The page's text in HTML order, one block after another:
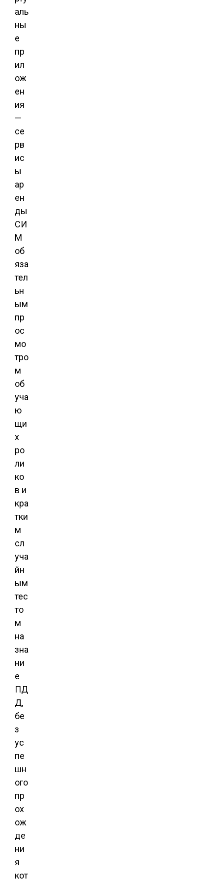
аль
ны
е
пр
ил
ож
ен
ия
—
се
рв
ис
ы
ар
ен
ды
СИ
М
об
яза
тел
ьн
ым
пр
ос
мо
тро
м
об
уча
ю
щи
х
ро
ли
ко
в и
кра
тки
м
сл
уча
йн
ым
тес
то
м
на
зна
ни
е
ПД
Д,
бе
з
ус
пе
шн
ого
пр
ох
ож
де
ни
я
кот